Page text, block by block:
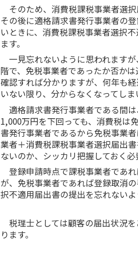
そのため、消費税課税事業者選
その後に適格請求書発行事業者の
いときに、消費税課税事業者選択
ます。
一見忘れないように思われます
階で、免税事業者であったか否か
確認すれば分かりますが、何年も
いない限り、分からなくなってしま
適格請求書発行事業者である間
1,000万円を下回っても、消費税は
書発行事業者であるから免税事業
業者＋消費税課税事業者選択届出
ないのか、シッカリ把握しておく必
登録申請時点で課税事業者であ
が、免税事業者であれば登録取消
択不適用届出書の提出を忘れないよ
税理士としては顧客の届出状況
ります。